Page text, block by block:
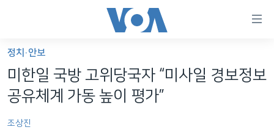
가
능
링세계
라디오
정치·안보
미한일 국방 고위당국자 “미사일 경보정보
공유체계 가동 높이 평가”
조상진